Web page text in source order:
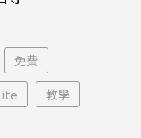
免費
教學